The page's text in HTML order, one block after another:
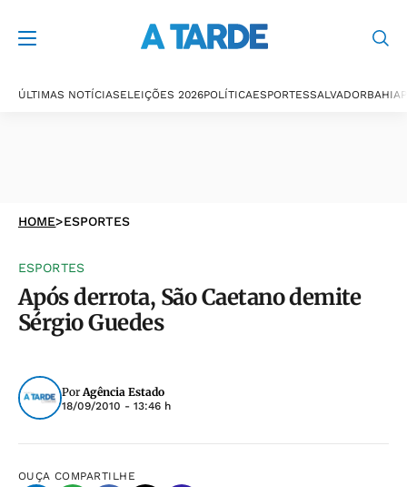
ÚLTIMAS NOTÍCIASELEIÇÕES 2026POLÍTICAESPORTESSALVADORBAHIA
HOME>ESPORTES
ESPORTES
Após derrota, São Caetano demite
Sérgio Guedes
PorAgência Estado
18/09/2010 - 13:46 h
OUÇA COMPARTILHE